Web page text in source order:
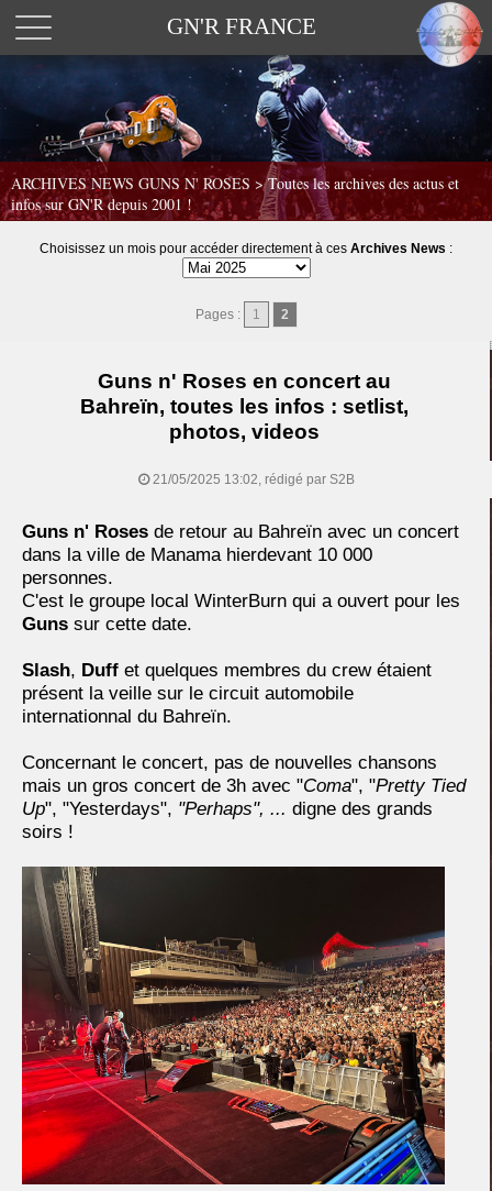
GN'R FRANCE
ARCHIVES NEWS GUNS N' ROSES >Toutes les archives des actus et
infos sur GN'R depuis 2001 !
Choisissez un mois pour accéder directement à ces Archives News :
Pages : 1 2
Guns n' Roses en concert au
Bahreïn, toutes les infos : setlist,
photos, videos
21/05/2025 13:02, rédigé par S2B
Guns n' Roses de retour au Bahreïn avec un concert
dans la ville de Manama hierdevant 10 000
personnes.
C'est le groupe local WinterBurn qui a ouvert pour les
Guns sur cette date.
Slash, Duff et quelques membres du crew étaient
présent la veille sur le circuit automobile
internationnal du Bahreïn.
Concernant le concert, pas de nouvelles chansons
mais un gros concert de 3h avec "Coma", "Pretty Tied
Up", "Yesterdays", "Perhaps", ... digne des grands
soirs !